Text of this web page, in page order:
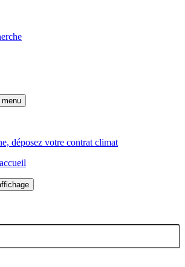
menu
déposez votre contrat climat